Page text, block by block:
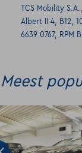
TCS Mobility
Albert II 4, B12,
6639 0767, RPM
Meest